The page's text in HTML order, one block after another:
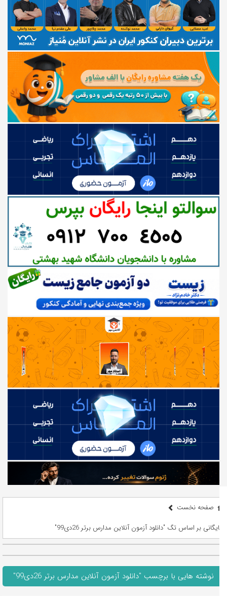
صفحه نخست
بایگانی بر اساس تگ "دانلود آزمون آنلاین مدارس برتر 26دی99"
نوشته هایی با برچسب "دانلود آزمون آنلاین مدارس برتر 26دی99"